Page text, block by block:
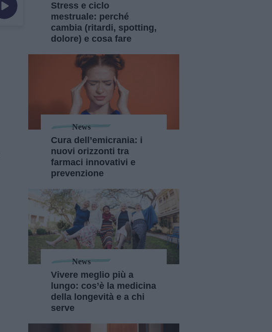
Stress e ciclo
mestruale: perché
cambia (ritardi, spotting,
dolore) e cosa fare
News
Cura dell’emicrania: i
nuovi orizzonti tra
farmaci innovativi e
prevenzione
News
Vivere meglio più a
lungo: cos’è la medicina
della longevità e a chi
serve